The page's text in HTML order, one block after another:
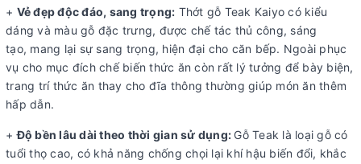
+ Vẻ đẹp độc đáo, sang trọng: Thớt gỗ Teak Kaiyo có kiểu
dáng và màu gỗ đặc trưng, được chế tác thủ công, sáng
tạo, mang lại sự sang trọng, hiện đại cho căn bếp. Ngoài phục
vụ cho mục đích chế biến thức ăn còn rất lý tưởng để bày biện,
trang trí thức ăn thay cho đĩa thông thường giúp món ăn thêm
hấp dẫn.
+Độ bền lâu dài theo thời gian sử dụng: Gỗ Teak là loại gỗ có
tuổi thọ cao, có khả năng chống chọi lại khí hậu biến đổi, khắc